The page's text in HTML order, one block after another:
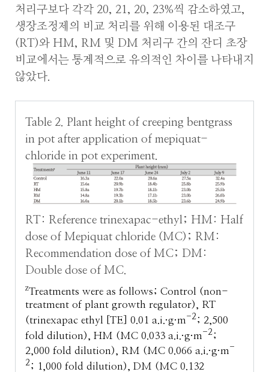
처리구보다 각각 20, 21, 20, 23%씩 감소하였고,
생장조정제의 비교 처리를 위해 이용된 대조구
(RT)와 HM, RM 및 DM 처리구 간의 잔디 초장
비교에서는 통계적으로 유의적인 차이를 나타내지
않았다.
Table 2. Plant height of creeping bentgrass
in pot after application of mepiquat-
chloride in pot experiment.
RT: Reference trinexapac-ethyl; HM: Half
dose of Mepiquat chloride (MC); RM:
Recommendation dose of MC; DM:
Double dose of MC.
zTreatments were as follows; Control (non-
treatment of plant growth regulator), RT
(trinexapac ethyl [TE] 0.01 a.i.·g·m -2; 2,500
fold dilution), HM (MC 0.033 a.i.·g·m -2;
2,000 fold dilution), RM (MC 0.066 a.i.·g·m -
2; 1,000 fold dilution), DM (MC 0.132